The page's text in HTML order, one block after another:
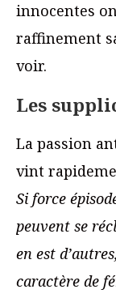
innocentes
raffinement
voir.
Les
La passion
vint
Si force
peuvent se
en est
caractère de